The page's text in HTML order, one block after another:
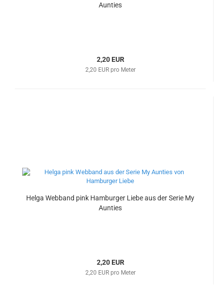
Aunties
2,20 EUR
2,20 EUR pro Meter
Helga Webband pink Hamburger Liebe aus der Serie My
Aunties
2,20 EUR
2,20 EUR pro Meter